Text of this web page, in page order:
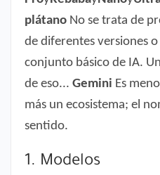
plátano No se trata de
de diferentes versiones
conjunto básico de IA.
de eso... Gemini Es
más un ecosistema; el
sentido.
1. Modelos